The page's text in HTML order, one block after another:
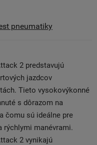
pneumatiky
2 predstavujú
jazdcov
Tieto vysokovýkonné
s dôrazom na
čomu sú ideálne pre
rýchlymi manévrami.
2 vynikajú